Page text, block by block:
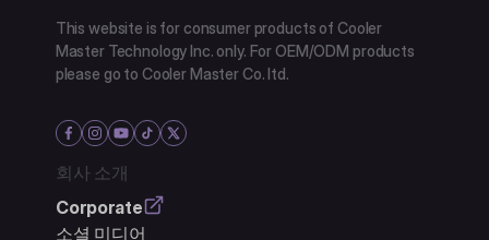
This website is for consumer products of Cooler
Master Technology Inc. only. For OEM/ODM products
please go to Cooler Master Co. ltd.
회사 소개
Corporate
소셜 미디어